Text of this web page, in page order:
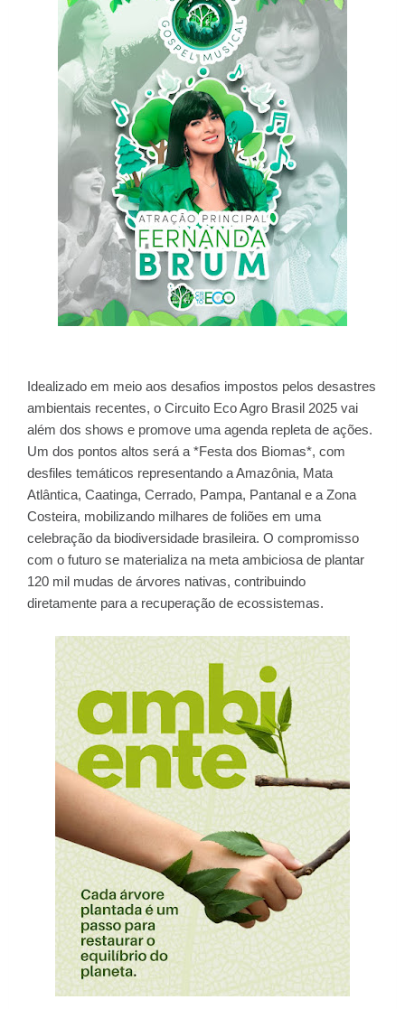
Idealizado em meio aos desafios impostos pelos desastres
ambientais recentes, o Circuito Eco Agro Brasil 2025 vai
além dos shows e promove uma agenda repleta de ações.
Um dos pontos altos será a *Festa dos Biomas*, com
desfiles temáticos representando a Amazônia, Mata
Atlântica, Caatinga, Cerrado, Pampa, Pantanal e a Zona
Costeira, mobilizando milhares de foliões em uma
celebração da biodiversidade brasileira. O compromisso
com o futuro se materializa na meta ambiciosa de plantar
120 mil mudas de árvores nativas, contribuindo
diretamente para a recuperação de ecossistemas.